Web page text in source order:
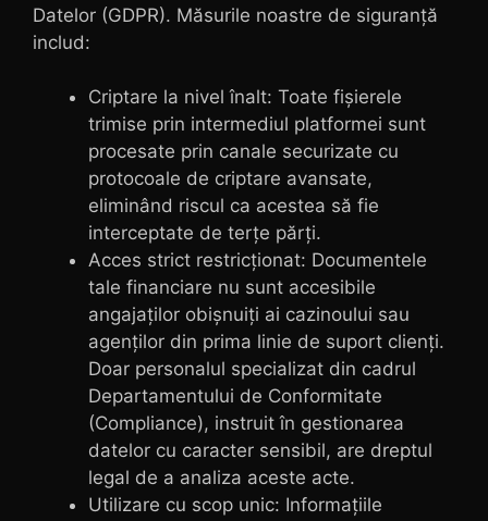
Datelor (GDPR). Măsurile noastre de siguranță
includ:
Criptare la nivel înalt: Toate fișierele
trimise prin intermediul platformei sunt
procesate prin canale securizate cu
protocoale de criptare avansate,
eliminând riscul ca acestea să fie
interceptate de terțe părți.
Acces strict restricționat: Documentele
tale financiare nu sunt accesibile
angajaților obișnuiți ai cazinoului sau
agenților din prima linie de suport clienți.
Doar personalul specializat din cadrul
Departamentului de Conformitate
(Compliance), instruit în gestionarea
datelor cu caracter sensibil, are dreptul
legal de a analiza aceste acte.
Utilizare cu scop unic: Informațiile